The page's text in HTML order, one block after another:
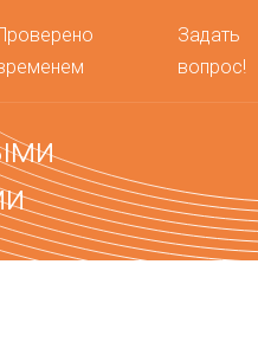
Задать
вопрос!